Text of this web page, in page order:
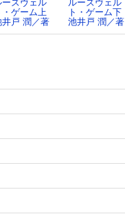
ーズヴェル
・ゲーム上
井戸 潤／著
ルーズヴェル
ト・ゲーム下
池井戸 潤／著